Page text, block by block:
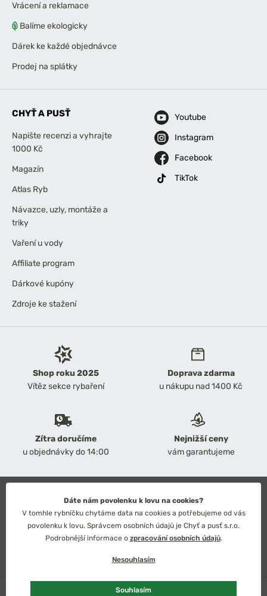
Shop roku 2025
Vítěz sekce rybaření
Doprava zdarma
u nákupu nad 1400 Kč
Zítra doručíme
u objednávky do 14:00
Nejnižší ceny
vám garantujeme
Vrácení a reklamace
Balíme ekologicky
Dárek ke každé objednávce
Prodej na splátky
CHYŤ A PUSŤ
Napište recenzi a vyhrajte
1000 Kč
Magazín
Atlas Ryb
Návazce, uzly, montáže a
triky
Vaření u vody
Affiliate program
Dárkové kupóny
Zdroje ke stažení
Youtube
Instagram
Facebook
TikTok
Obchodní podmínky
Ochrana osobních údajů
Technické řešení: Simplia s.r.o.
Strategický design: Petr Široký
Dáte nám povolenku k lovu na cookies?
V tomhle rybníčku chytáme data na cookies a potřebujeme od vás
povolenku k lovu. Správcem osobních údajů je Chyť a pusť s.r.o.
Podrobnější informace o zpracování osobních údajů.
Nesouhlasím
Souhlasím